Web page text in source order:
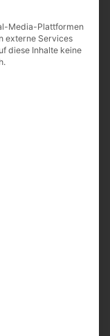
Media-Plattformen
externe Services
diese Inhalte keine